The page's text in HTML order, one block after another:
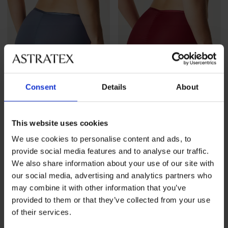
Consent Details About
This website uses cookies
We use cookies to personalise content and ads, to
provide social media features and to analyse our traffic.
We also share information about your use of our site with
our social media, advertising and analytics partners who
may combine it with other information that you’ve
provided to them or that they’ve collected from your use
of their services.
Klasične gaćice Today s
visokim strukom
19,99 €akcija 3+1 GRATIS
Klasične gaćice Today s
visokim strukom
19,99 € akcija 3+1 GRATIS